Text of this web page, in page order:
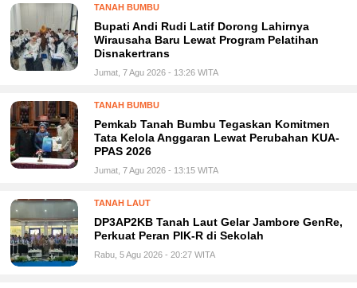
TANAH BUMBU
Bupati Andi Rudi Latif Dorong Lahirnya
Wirausaha Baru Lewat Program Pelatihan
Disnakertrans
Jumat, 7 Agu 2026 - 13:26 WITA
TANAH BUMBU
Pemkab Tanah Bumbu Tegaskan Komitmen
Tata Kelola Anggaran Lewat Perubahan KUA-
PPAS 2026
Jumat, 7 Agu 2026 - 13:15 WITA
TANAH LAUT
DP3AP2KB Tanah Laut Gelar Jambore GenRe,
Perkuat Peran PIK-R di Sekolah
Rabu, 5 Agu 2026 - 20:27 WITA